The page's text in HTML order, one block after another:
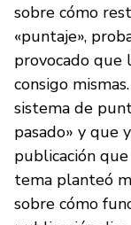
sobre cómo
«puntaje»,
provocado que
consigo
sistema de
pasado» y que
publicación
tema planteó
sobre cómo